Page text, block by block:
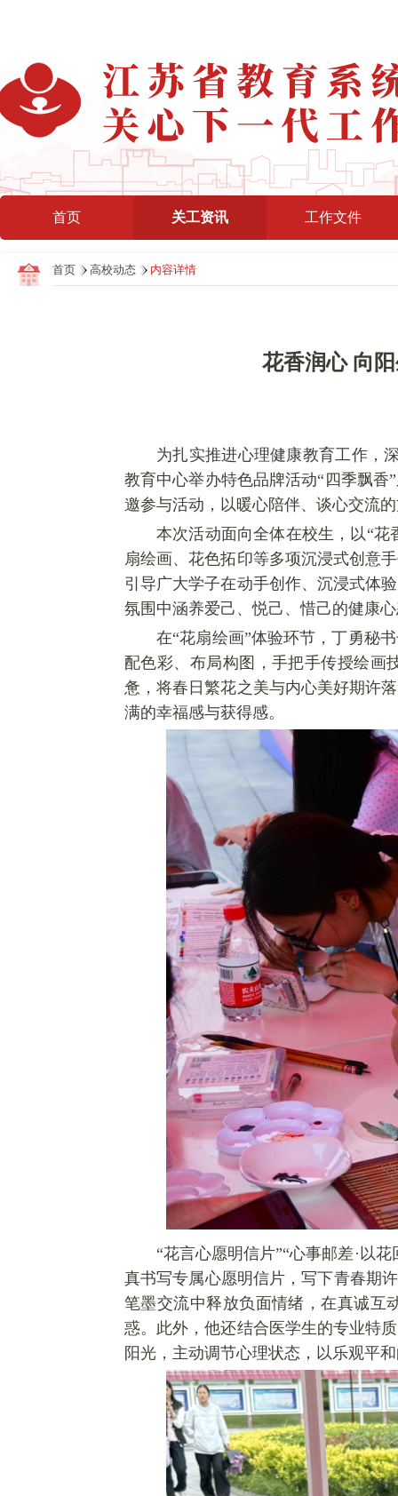
首页 关工资讯 工作文件
首页 高校动态 内容详情
花香润心 向
为扎实推进心理健康教育工作，
教育中心举办特色品牌活动“四季飘香
邀参与活动，以暖心陪伴、谈心交流
本次活动面向全体在校生，以“花
扇绘画、花色拓印等多项沉浸式创意
引导广大学子在动手创作、沉浸式体
氛围中涵养爱己、悦己、惜己的健康
在“花扇绘画”体验环节，丁勇秘
配色彩、布局构图，手把手传授绘画
惫，将春日繁花之美与内心美好期许
满的幸福感与获得感。
“花言心愿明信片”“心事邮差·以
真书写专属心愿明信片，写下青春期许
笔墨交流中释放负面情绪，在真诚互
惑。此外，他还结合医学生的专业特
阳光，主动调节心理状态，以乐观平